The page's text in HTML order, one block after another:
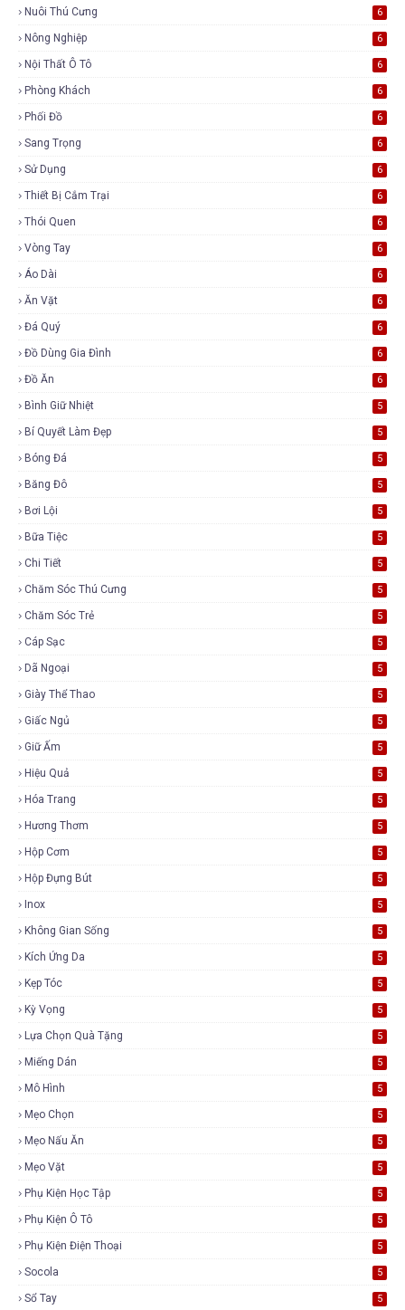
Nuôi Thú Cưng 6
Nông Nghiệp 6
Nội Thất Ô Tô 6
Phòng Khách 6
Phối Đồ 6
Sang Trọng 6
Sử Dụng 6
Thiết Bị Cắm Trại 6
Thói Quen 6
Vòng Tay 6
Áo Dài 6
Ăn Vặt 6
Đá Quý 6
Đồ Dùng Gia Đình 6
Đồ Ăn 6
Bình Giữ Nhiệt 5
Bí Quyết Làm Đẹp 5
Bóng Đá 5
Băng Đô 5
Bơi Lội 5
Bữa Tiệc 5
Chi Tiết 5
Chăm Sóc Thú Cưng 5
Chăm Sóc Trẻ 5
Cáp Sạc 5
Dã Ngoại 5
Giày Thể Thao 5
Giấc Ngủ 5
Giữ Ấm 5
Hiệu Quả 5
Hóa Trang 5
Hương Thơm 5
Hộp Cơm 5
Hộp Đựng Bút 5
Inox 5
Không Gian Sống 5
Kích Ứng Da 5
Kẹp Tóc 5
Kỳ Vọng 5
Lựa Chọn Quà Tặng 5
Miếng Dán 5
Mô Hình 5
Mẹo Chọn 5
Mẹo Nấu Ăn 5
Mẹo Vặt 5
Phụ Kiện Học Tập 5
Phụ Kiện Ô Tô 5
Phụ Kiện Điện Thoại 5
Socola 5
Sổ Tay 5